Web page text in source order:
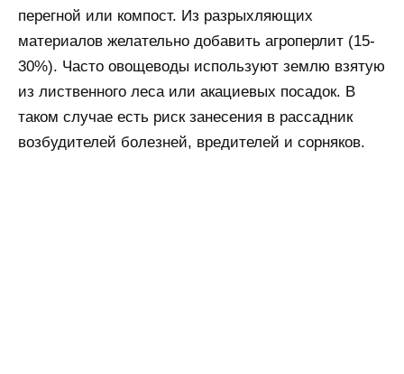
перегной или компост. Из разрыхляющих
материалов желательно добавить агроперлит (15-
30%). Часто овощеводы используют землю взятую
из лиственного леса или акациевых посадок. В
таком случае есть риск занесения в рассадник
возбудителей болезней, вредителей и сорняков.